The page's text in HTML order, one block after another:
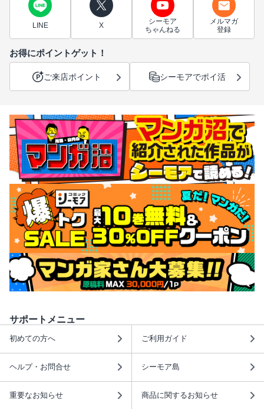
LINE X
シーモア
ちゃんねる
メルマガ
登録
お得にポイントゲット！
ご来店ポイント シーモアでポイ活
サポートメニュー
初めての方へ ご利用ガイド
ヘルプ・お問合せ シーモア島
重要なお知らせ 商品に関するお知らせ